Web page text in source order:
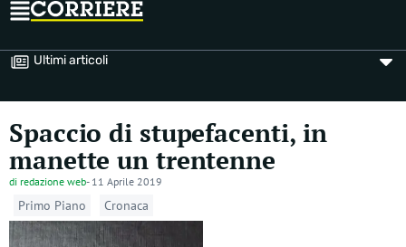
Ultimi articoli
Spaccio di stupefacenti, in
manette un trentenne
di redazione web- 11 Aprile 2019
Primo Piano Cronaca